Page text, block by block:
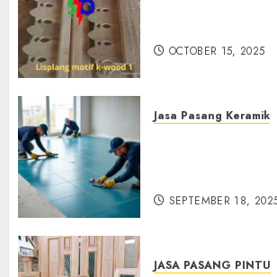
OCTOBER 15, 2025
Jasa Pasang Keramik
SEPTEMBER 18,
JASA PASANG PINTU